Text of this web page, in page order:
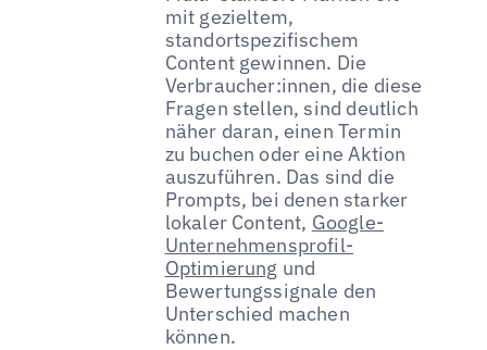
mit gezieltem,
standortspezifischem
Content gewinnen. Die
Verbraucher:innen, die diese
Fragen stellen, sind deutlich
näher daran, einen Termin
zu buchen oder eine Aktion
auszuführen. Das sind die
Prompts, bei denen starker
lokaler Content, Google-
Unternehmensprofil-
Optimierung und
Bewertungssignale den
Unterschied machen
können.